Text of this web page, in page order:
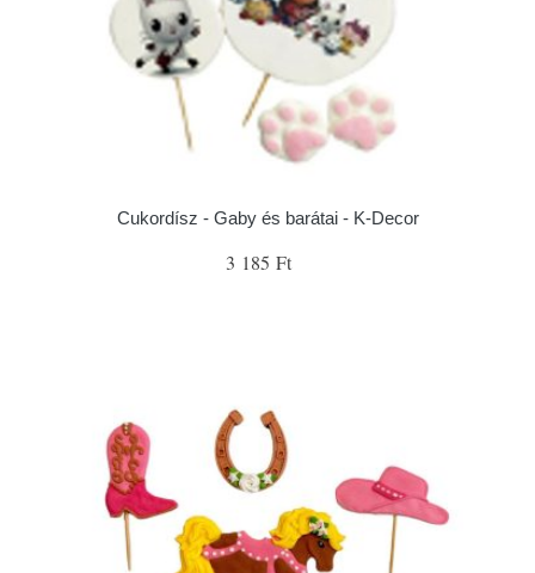
Cukordísz - Gaby és barátai - K-Decor
3 185 Ft